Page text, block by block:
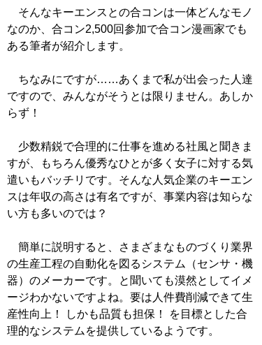
そんなキーエンスとの合コンは一体どんなモノ
なのか、合コン2,500回参加で合コン漫画家でも
ある筆者が紹介します。
ちなみにですが……あくまで私が出会った人達
ですので、みんながそうとは限りません。あしか
らず！
少数精鋭で合理的に仕事を進める社風と聞きま
すが、もちろん優秀なひとが多く女子に対する気
遣いもバッチリです。そんな人気企業のキーエン
スは年収の高さは有名ですが、事業内容は知らな
い方も多いのでは？
簡単に説明すると、さまざまなものづくり業界
の生産工程の自動化を図るシステム（センサ・機
器）のメーカーです。と聞いても漠然としてイメ
ージわかないですよね。要は人件費削減できて生
産性向上！ しかも品質も担保！ を目標とした合
理的なシステムを提供しているようです。